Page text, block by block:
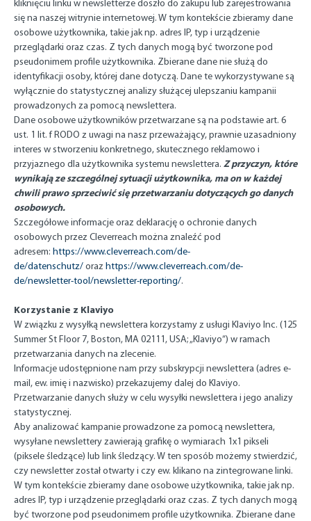
kliknięciu linku w newsletterze doszło do zakupu lub zarejestrowania
się na naszej witrynie internetowej. W tym kontekście zbieramy dane
osobowe użytkownika, takie jak np. adres IP, typ i urządzenie
przeglądarki oraz czas. Z tych danych mogą być tworzone pod
pseudonimem profile użytkownika. Zbierane dane nie służą do
identyfikacji osoby, której dane dotyczą. Dane te wykorzystywane są
wyłącznie do statystycznej analizy służącej ulepszaniu kampanii
prowadzonych za pomocą newslettera.
Dane osobowe użytkowników przetwarzane są na podstawie art. 6
ust. 1 lit. f RODO z uwagi na nasz przeważający, prawnie uzasadniony
interes w stworzeniu konkretnego, skutecznego reklamowo i
przyjaznego dla użytkownika systemu newslettera. Z przyczyn, które
wynikają ze szczególnej sytuacji użytkownika, ma on w każdej
chwili prawo sprzeciwić się przetwarzaniu dotyczących go danych
osobowych.
Szczegółowe informacje oraz deklarację o ochronie danych
osobowych przez Cleverreach można znaleźć pod
adresem: https://www.cleverreach.com/de-
de/datenschutz/oraz https://www.cleverreach.com/de-
de/newsletter-tool/newsletter-reporting/.
Korzystanie z Klaviyo
W związku z wysyłką newslettera korzystamy z usługi Klaviyo Inc. (125
Summer St Floor 7, Boston, MA 02111, USA; „Klaviyo”) w ramach
przetwarzania danych na zlecenie.
Informacje udostępnione nam przy subskrypcji newslettera (adres e-
mail, ew. imię i nazwisko) przekazujemy dalej do Klaviyo.
Przetwarzanie danych służy w celu wysyłki newslettera i jego analizy
statystycznej.
Aby analizować kampanie prowadzone za pomocą newslettera,
wysyłane newslettery zawierają grafikę o wymiarach 1x1 pikseli
(piksele śledzące) lub link śledzący. W ten sposób możemy stwierdzić,
czy newsletter został otwarty i czy ew. klikano na zintegrowane linki.
W tym kontekście zbieramy dane osobowe użytkownika, takie jak np.
adres IP, typ i urządzenie przeglądarki oraz czas. Z tych danych mogą
być tworzone pod pseudonimem profile użytkownika. Zbierane dane